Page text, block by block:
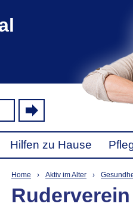
Hilfen zu Hause
Home › Aktiv im Alter ›